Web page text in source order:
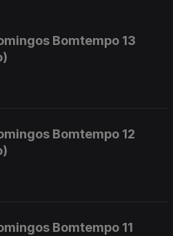
Bomtempo 13
Bomtempo 12
Bomtempo 11